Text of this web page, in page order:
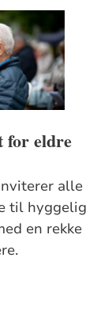
for eldre
alle
til hyggelig
en rekke